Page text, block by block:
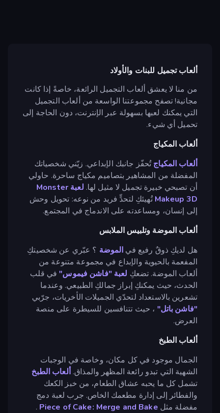
ألعاب تجميل للبنات والأولاد
من منا لا يعشق ألعاب التجميل الرائعة، خاصةً إذا كانت
مجانية! تصفح مجموعتنا الواسعة من ألعاب التجميل
التي يمكنك لعبها بسهولة عبر الإنترنت، دون الحاجة إلى
تحميل أي شيء.
ألعاب المكياج
ألعاب المكياجتُحفّز جانبك الإبداعي. زيّني شخصياتك
المفضلة من المشاهير بتصاميم مكياج ساحرة. حاولي
أن تصبحي خبيرة تجميل لا مثيل لها.
لعبة Monster
Makeup 3Dتُهيئكِ لتحدٍّ فريد من نوعه: تحويل وحش
إلى إنسان، ومساعدته على الاندماج في المجتمع.
ألعاب الموضة وتلبيس الملابس
هل لديكِ ذوقٌ رفيع في الموضة ؟ عبّري عن شخصيتكِ
المفعمة بالحيوية والإبداع في مجموعة متنوعة من
ألعاب الموضة. تضعكِ لعبة "فاشن فيموس" في قلب
الحدث، حيث يمكنكِ إبراز جمالكِ الطبيعي. وعندما
تشعرين بالاستعداد لتحدّي الجميلات الأخريات، جرّبي
"فاشن باتل" ، حيث تتنافسين للسيطرة على منصة
العرض.
ألعاب الطبخ
الجمال موجود في كل مكان، وخاصة في الوجبات
الشهية التي تبدو رائعة المظهر والمذاق.ألعاب الطبخ
تشمل كل ما يحبه عشاق الطعام، من خبز الكعك
والفطائر إلى إدارة مطعمك الخاص. جرب لعبة دمج
مفضلة مثل Piece of Cake: Merge and Bake
.